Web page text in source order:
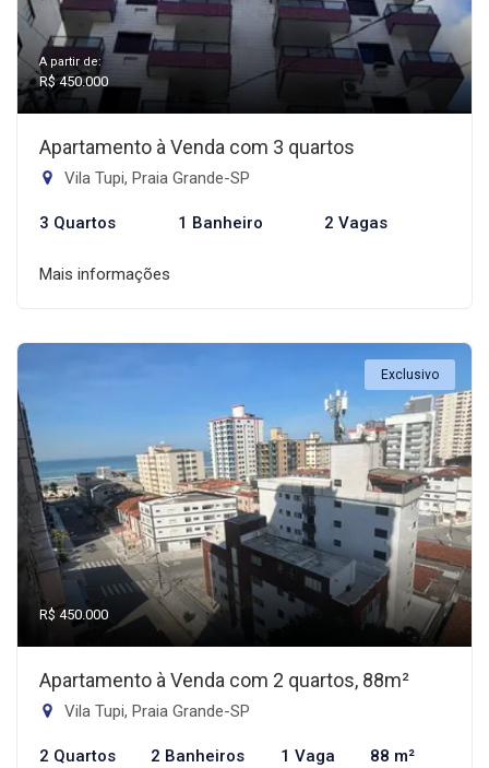
A partir de:
R$ 450.000
Apartamento à Venda com 3 quartos
Vila Tupi, Praia Grande-SP
3 Quartos 1 Banheiro 2 Vagas
Mais informações
Exclusivo
R$ 450.000
Apartamento à Venda com 2 quartos, 88m²
Vila Tupi, Praia Grande-SP
2 Quartos 2 Banheiros 1 Vaga 88 m²